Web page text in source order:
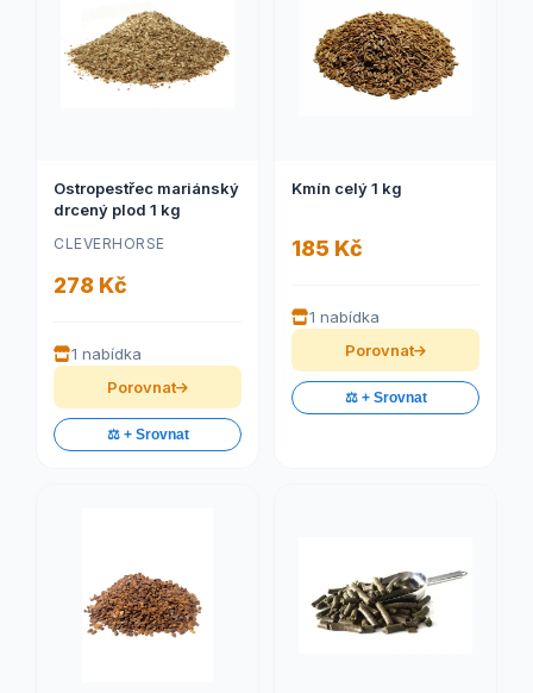
Ostropestřec mariánský
drcený plod 1 kg
CLEVERHORSE
278 Kč
1 nabídka
Porovnat
⚖️ + Srovnat
Kmín celý 1 kg
185 Kč
1 nabídka
Porovnat
⚖️ + Srovnat